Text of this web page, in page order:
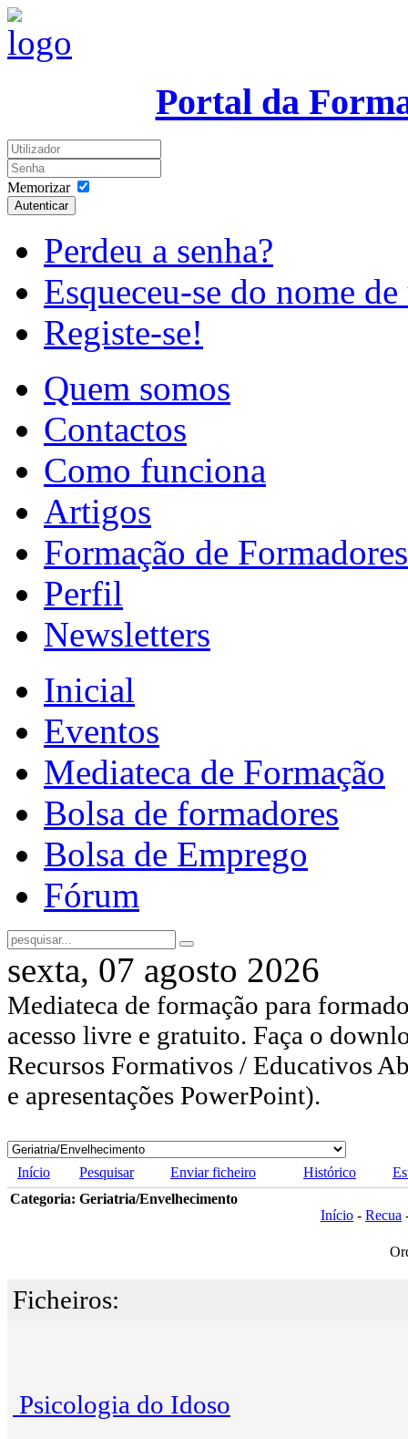
Portal da
Memorizar
Autenticar
Perdeu a senha?
Esqueceu-se do nome
Registe-se!
Quem somos
Contactos
Como funciona
Artigos
Formação de Formadores
Perfil
Newsletters
Inicial
Eventos
Mediateca de Formação
Bolsa de formadores
Bolsa de Emprego
Fórum
sexta, 07 agosto 2026
Mediateca de formação para
acesso livre e gratuito. Faça o
Recursos Formativos / Educativos
e apresentações PowerPoint).
Início Pesquisar Enviar ficheiro Histórico
Categoria: Geriatria/Envelhecimento
Início - Recua
Ficheiros:
Psicologia do Idoso